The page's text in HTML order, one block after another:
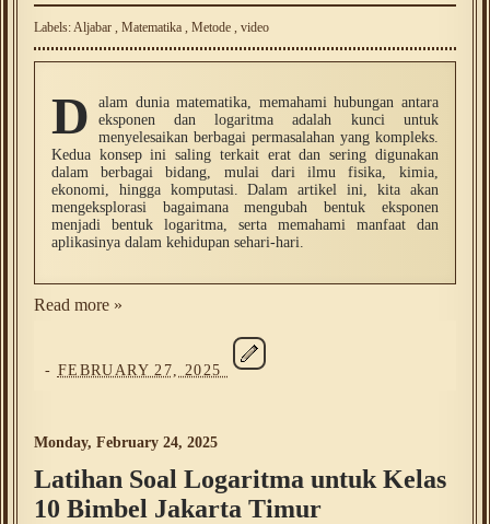
Labels:Aljabar , Matematika , Metode , video
D
alam dunia matematika, memahami hubungan antara
eksponen dan logaritma adalah kunci untuk
menyelesaikan berbagai permasalahan yang kompleks.
Kedua konsep ini saling terkait erat dan sering digunakan
dalam berbagai bidang, mulai dari ilmu fisika, kimia,
ekonomi, hingga komputasi. Dalam artikel ini, kita akan
mengeksplorasi bagaimana mengubah bentuk eksponen
menjadi bentuk logaritma, serta memahami manfaat dan
aplikasinya dalam kehidupan sehari-hari.
Read more »
- FEBRUARY 27, 2025
Monday, February 24, 2025
Latihan Soal Logaritma untuk Kelas
10 Bimbel Jakarta Timur